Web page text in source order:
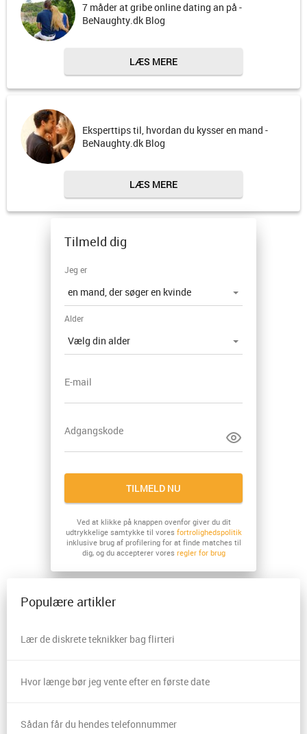
7 måder at gribe online dating an på -
BeNaughty.dk Blog
LÆS MERE
Eksperttips til, hvordan du kysser en mand -
BeNaughty.dk Blog
LÆS MERE
Tilmeld dig
Jeg er
Alder
E-mail
Adgangskode
TILMELD NU
Ved at klikke på knappen ovenfor giver du dit
udtrykkelige samtykke til vores fortrolighedspolitik
inklusive brug af profilering for at finde matches til
dig, og du accepterer vores regler for brug
Populære artikler
Lær de diskrete teknikker bag flirteri
Hvor længe bør jeg vente efter en første date
Sådan får du hendes telefonnummer